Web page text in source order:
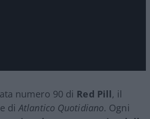
numero 90 di Red Pill, il
diAtlantico Quotidiano. Ogni